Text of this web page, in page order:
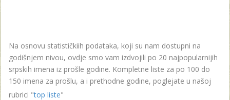
Na osnovu statističkiih podataka, koji su nam dostupni na
godišnjem nivou, ovdje smo vam izdvojili po 20 najpopularnijih
srpskih imena iz prošle godine. Kompletne liste za po 100 do
150 imena za prošlu, a i prethodne godine, poglejate u našoj
rubrici "top liste"